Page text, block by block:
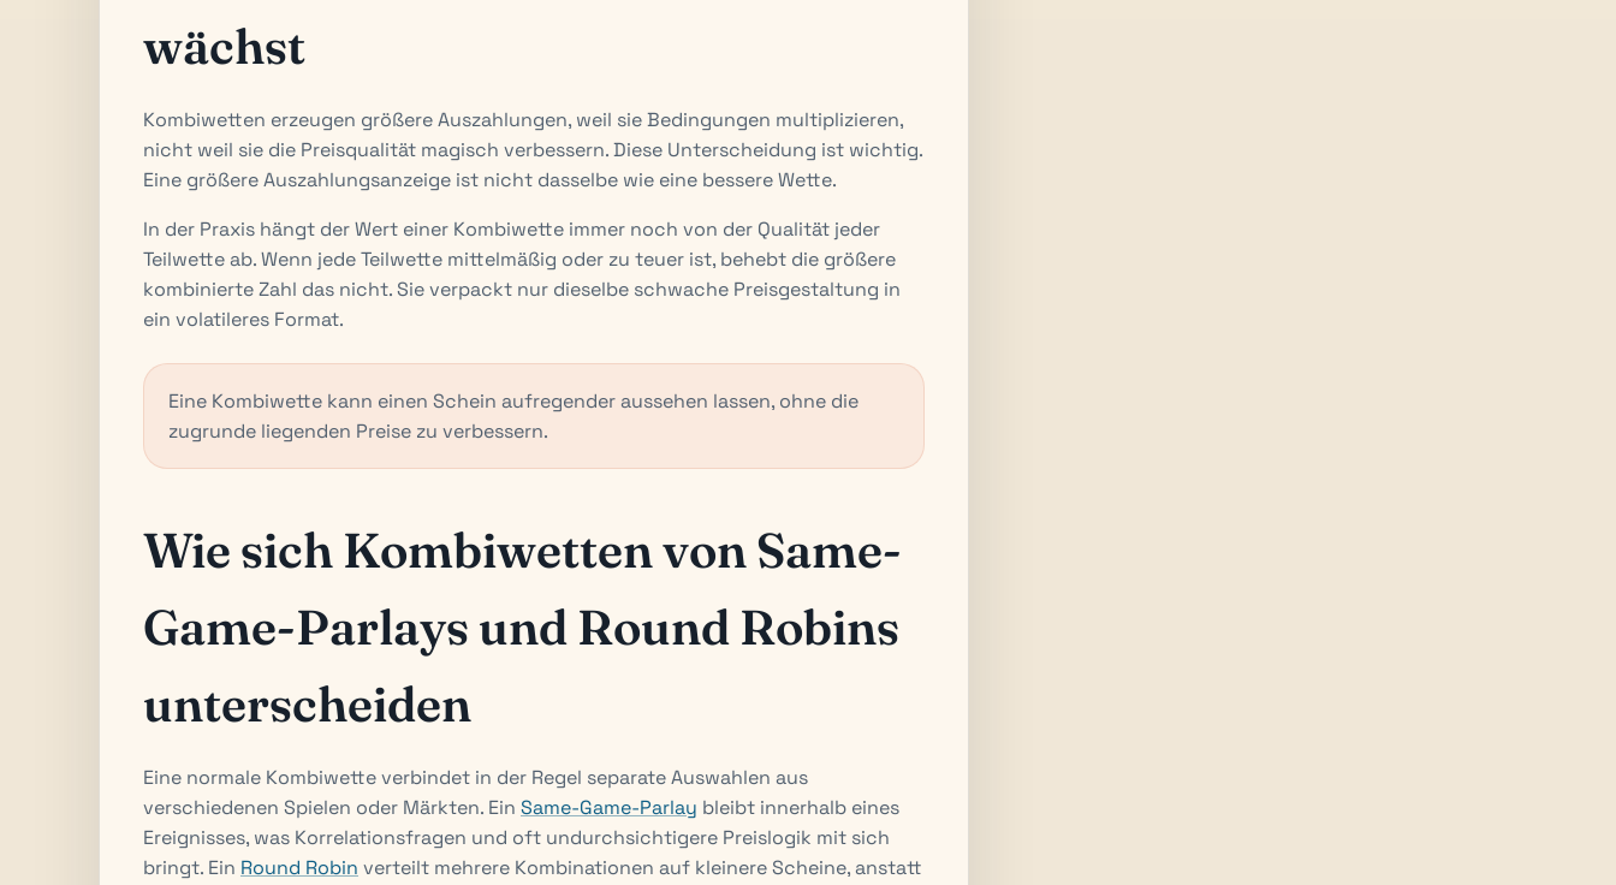
wächst
Kombiwetten erzeugen größere Auszahlungen, weil sie Bedingungen multiplizieren,
nicht weil sie die Preisqualität magisch verbessern. Diese Unterscheidung ist wichtig.
Eine größere Auszahlungsanzeige ist nicht dasselbe wie eine bessere Wette.
In der Praxis hängt der Wert einer Kombiwette immer noch von der Qualität jeder
Teilwette ab. Wenn jede Teilwette mittelmäßig oder zu teuer ist, behebt die größere
kombinierte Zahl das nicht. Sie verpackt nur dieselbe schwache Preisgestaltung in
ein volatileres Format.
Eine Kombiwette kann einen Schein aufregender aussehen lassen, ohne die
zugrunde liegenden Preise zu verbessern.
Wie sich Kombiwetten von Same-
Game-Parlays und Round Robins
unterscheiden
Eine normale Kombiwette verbindet in der Regel separate Auswahlen aus
verschiedenen Spielen oder Märkten. Ein Same-Game-Parlay bleibt innerhalb eines
Ereignisses, was Korrelationsfragen und oft undurchsichtigere Preislogik mit sich
bringt. Ein Round Robin verteilt mehrere Kombinationen auf kleinere Scheine, anstatt